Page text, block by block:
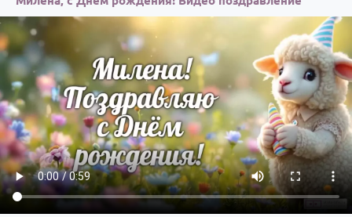
Детям
Все родственники
ПЕРСОНАЛЬНЫЕ
Пожелания
По именам
По годам